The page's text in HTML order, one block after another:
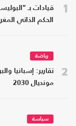
1
قيادات بـ
الحكم الذاتي
2
رياضة
تقارير: إسبانيا
مونديال 2030
سياسة